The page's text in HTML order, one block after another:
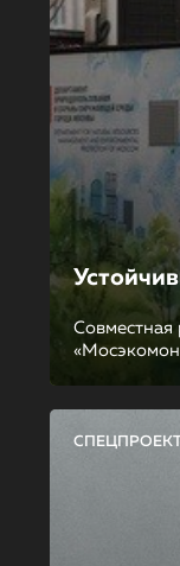
Совместная